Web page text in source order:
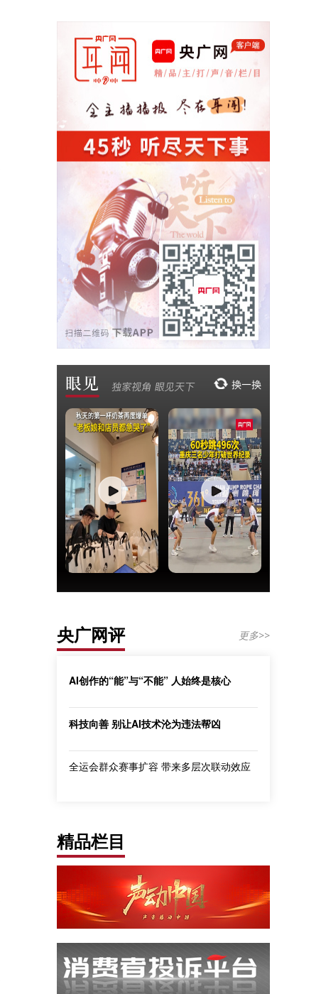
央广网评 更多>>
AI创作的“能”与“不能” 人始终是核心
科技向善 别让AI技术沦为违法帮凶
全运会群众赛事扩容 带来多层次联动效应
精品栏目